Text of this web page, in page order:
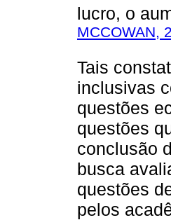
lucro, o
MCCOWAN,
Tais
inclusivas
questões
questões
conclusão
busca
questões
pelos